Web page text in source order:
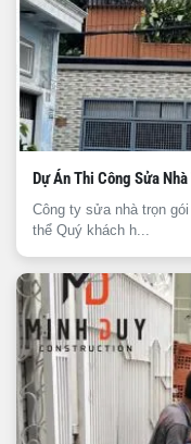
Dự Án Thi Công Sửa
Công ty sửa nhà trọn
thể Quý khách h...